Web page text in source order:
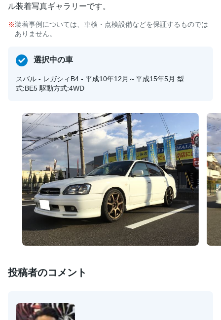
ル装着写真ギャラリーです。
装着事例については、車検・点検設備などを保証するものでは
ありません。
選択中の車
スバル - レガシィB4 - 平成10年12月～平成15年5月 型
式:BE5 駆動方式:4WD
投稿者のコメント